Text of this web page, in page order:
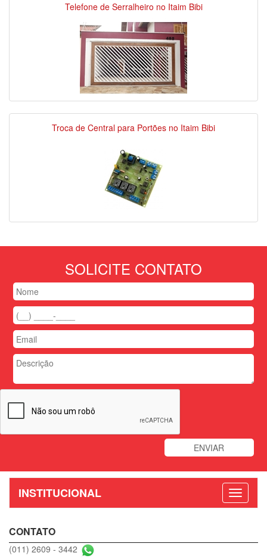
Telefone de Serralheiro no Itaim Bibi
Troca de Central para Portões no Itaim Bibi
SOLICITE CONTATO
INSTITUCIONAL
CONTATO
(011) 2609 - 3442